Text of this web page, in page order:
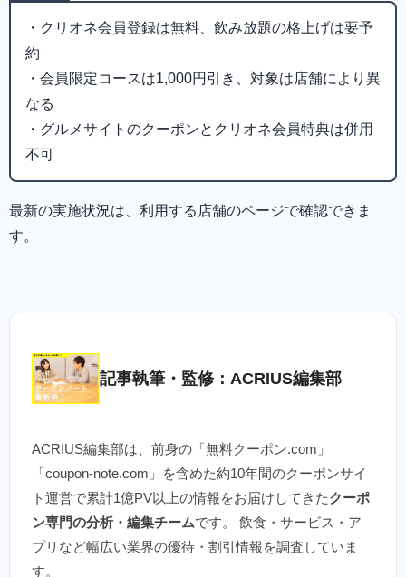
・クリオネ会員登録は無料、飲み放題の格上げは要予
約
・会員限定コースは1,000円引き、対象は店舗により異
なる
・グルメサイトのクーポンとクリオネ会員特典は併用
不可
最新の実施状況は、利用する店舗のページで確認できま
す。
記事執筆・監修：ACRIUS編集部
ACRIUS編集部は、前身の「無料クーポン.com」
「coupon-note.com」を含めた約10年間のクーポンサイ
ト運営で累計1億PV以上の情報をお届けしてきたクーポ
ン専門の分析・編集チームです。 飲食・サービス・ア
プリなど幅広い業界の優待・割引情報を調査していま
す。